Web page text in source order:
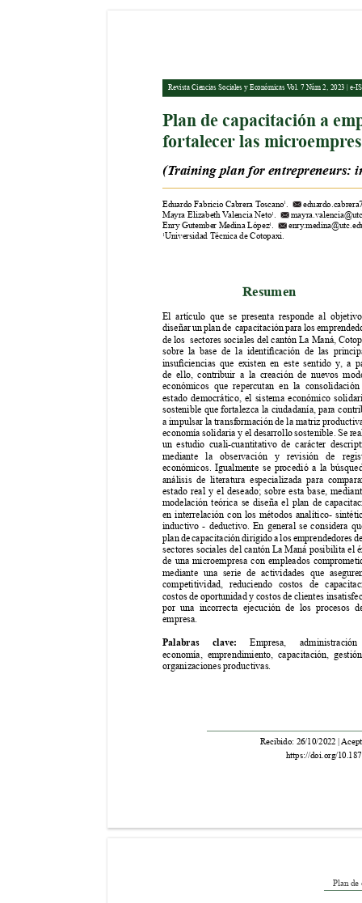
Revista Ciencias Sociales y Económicas Vol. 7 Núm 2, 2023 | e-
Resumen
El artículo que se presenta responde al
diseñar un plan de  capacitación para los
de los  sectores sociales del cantón La Maná,
sobre la base de la identicación de las
insuciencias que existen en este sentido y, a
de ello, contribuir a la creación de nuevos
económicos que repercutan en la
estado democrático, el sistema económico
sostenible que fortalezca la ciudadanía, para
a impulsar la transformación de la matriz
economía solidaria y el desarrollo sostenible. Se
un estudio cuali-cuantitativo de carácter
mediante la observación y revisión de
económicos. Igualmente se procedió a la
análisis de literatura especializada para
estado real y el deseado; sobre esta base,
modelación teórica se diseña el plan de
en interrelación con los métodos analítico-
inductivo - deductivo. En general se considera
plan de capacitación dirigido a los emprendedores
sectores sociales del cantón La Maná posibilita el
de una microempresa con empleados
mediante una serie de actividades que
competitividad, reduciendo costos de
costos de oportunidad y costos de clientes
por una incorrecta ejecución de los procesos
empresa.
Palabras clave:
Empresa,
economía, emprendimiento, capacitación,
organizaciones productivas.
Recibido: 26/10/2022 |
https://doi.org/
Plan de capacitación a
fortalecer las microempr
(Training plan for entrepreneurs:
Eduardo Fabricio Cabrera Toscano1.
Mayra Elizabeth Valencia Neto1.
Enry Gutember Medina López1. enry
1Universidad Técnica de Cotopaxi.
Plan de